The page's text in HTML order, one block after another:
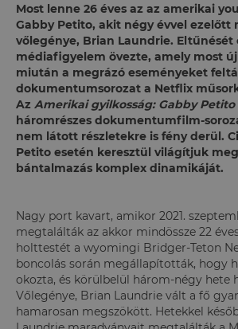
Most lenne 26 éves az az amerikai
Gabby Petito, akit négy évvel ezelőtt
vőlegénye, Brian Laundrie. Eltűnését
médiafigyelem övezte, amely most
miután a megrázó eseményeket
dokumentumsorozat a Netflix
Az Amerikai gyilkosság: Gabby Petito
háromrészes dokumentumfilm-
nem látott részletekre is fény derül.
Petito esetén keresztül világítjuk
bántalmazás komplex dinamikáját.
Nagy port kavart, amikor 2021.
megtalálták az akkor mindössze 22
holttestét a wyomingi Bridger-Teton
boncolás során megállapították, hogy
okozta, és körülbelül három-négy hete
Vőlegénye, Brian Laundrie vált a fő
hamarosan megszökött. Hetekkel